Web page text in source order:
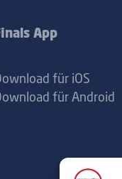
App
für iOS
für Android